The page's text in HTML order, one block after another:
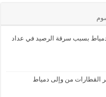
بسبب سرقة الرصيد في عداد
القطارات من وإلى دمياط